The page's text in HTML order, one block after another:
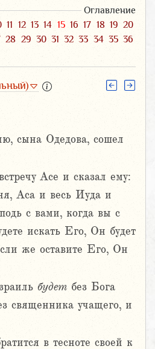
Оглавление
11 12 13 14 15 16 17 18 19 20
28 29 30 31 32 33 34 35 36
сына Одедова, сошел
Асе и сказал ему:
Аса и весь Иуда и
с вами, когда вы с
искать Его, Он будет
же оставите Его, Он
будет без Бога
священника учащего, и
в тесноте своей к